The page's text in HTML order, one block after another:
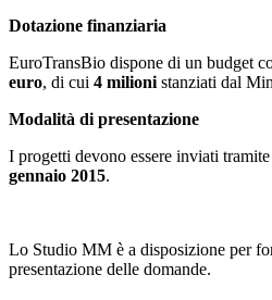
Dotazione finanziaria
EuroTransBio dispone di un budget
euro, di cui 4 milioni stanziati dal
Modalità di presentazione
I progetti devono essere inviati
gennaio 2015.
Lo Studio MM è a disposizione per
presentazione delle domande.